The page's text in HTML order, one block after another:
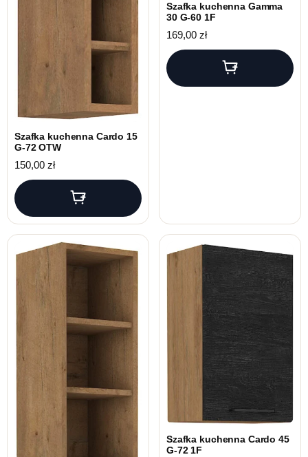
Szafka kuchenna Cardo 15
G-72 OTW
150,00 zł
Szafka kuchenna Gamma
30 G-60 1F
169,00 zł
Szafka kuchenna Cardo 45
G-72 1F